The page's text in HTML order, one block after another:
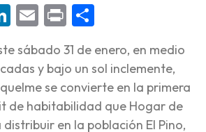
LinkedIn
Email
Print
sábado 31 de enero, en medio
y bajo un sol inclemente,
se convierte en la primera
de habitabilidad que Hogar de
en la población El Pino,